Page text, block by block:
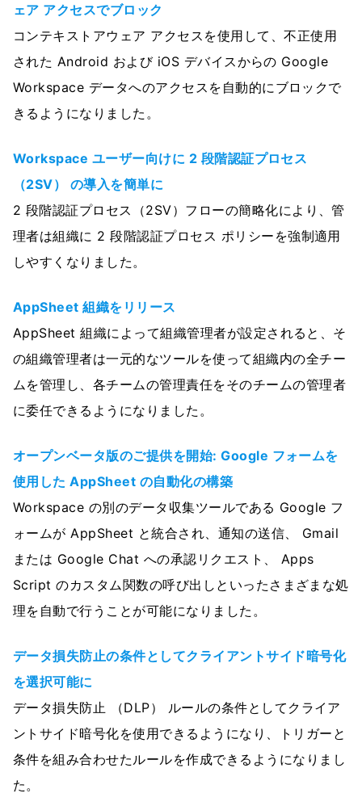
ェア アクセスでブロック
コンテキストアウェア アクセスを使用して、不正使用
された Android および iOS デバイスからの Google
Workspace データへのアクセスを自動的にブロックで
きるようになりました。
Workspace ユーザー向けに 2 段階認証プロセス
（2SV） の導入を簡単に
2 段階認証プロセス（2SV）フローの簡略化により、管
理者は組織に 2 段階認証プロセス ポリシーを強制適用
しやすくなりました。
AppSheet 組織をリリース
AppSheet 組織によって組織管理者が設定されると、そ
の組織管理者は一元的なツールを使って組織内の全チー
ムを管理し、各チームの管理責任をそのチームの管理者
に委任できるようになりました。
オープンベータ版のご提供を開始: Google フォームを
使用した AppSheet の自動化の構築
Workspace の別のデータ収集ツールである Google フ
ォームが AppSheet と統合され、通知の送信、 Gmail
または Google Chat への承認リクエスト、 Apps
Script のカスタム関数の呼び出しといったさまざまな処
理を自動で行うことが可能になりました。
データ損失防止の条件としてクライアントサイド暗号化
を選択可能に
データ損失防止 （DLP） ルールの条件としてクライア
ントサイド暗号化を使用できるようになり、トリガーと
条件を組み合わせたルールを作成できるようになりまし
た。